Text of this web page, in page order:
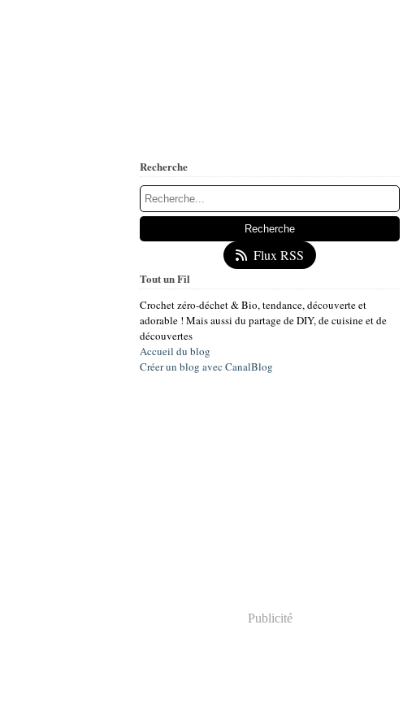
Recherche
Flux RSS
Tout un Fil
Crochet zéro-déchet & Bio, tendance, découverte et
adorable ! Mais aussi du partage de DIY, de cuisine et de
découvertes
Accueil du blog
Créer un blog avec CanalBlog
Publicité